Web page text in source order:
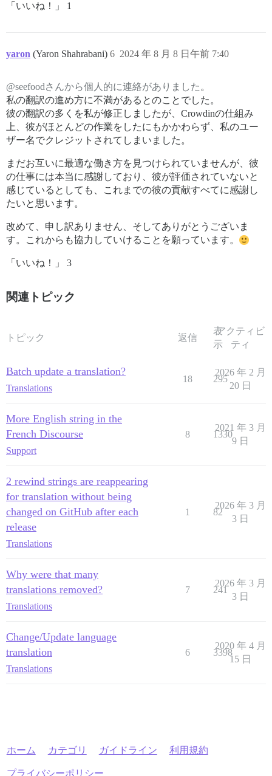
「いいね！」 1
yaron (Yaron Shahrabani) 2024 年 8 月 8 日午前 7:40
6
@seefoodさんから個人的に連絡がありました 。
私の翻訳の進め方に不満があるとのことでした。
彼の翻訳の多くを私が修正しましたが、Crowdinの仕組み
上、彼がほとんどの作業をしたにもかかわらず、私のユー
ザー名でクレジットされてしまいました。
まだお互いに最適な働き方を見つけられていませんが、彼
の仕事には本当に感謝しており、彼が評価されていないと
感じているとしても、これまでの彼の貢献すべてに感謝し
たいと思います。
改めて、申し訳ありません、そしてありがとうございま
す。これからも協力していけることを願っています。
「いいね！」 3
関連トピック
トピック 返信
表
示
アクティビ
ティ
Batch update a translation?
Translations
18 295
2026 年 2 月
20 日
More English string in the
French Discourse
Support
8 1330
2021 年 3 月
9 日
2 rewind strings are reappearing
for translation without being
changed on GitHub after each
release
Translations
1 82
2026 年 3 月
3 日
Why were that many
translations removed?
Translations
7 241
2026 年 3 月
3 日
Change/Update language
translation
Translations
6 3398
2020 年 4 月
15 日
ホーム カテゴリ ガイドライン 利用規約
プライバシーポリシー